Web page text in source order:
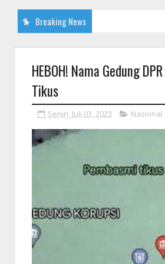
Breaking News
HEBOH! Nama Gedung
Tikus
Senin, Juli 03, 2023 Nasional